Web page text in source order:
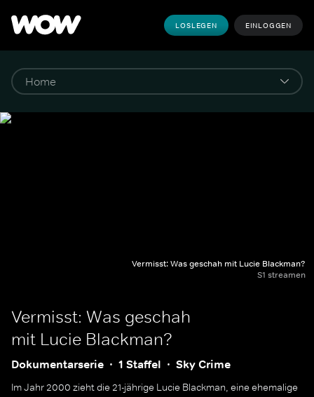
LOSLEGEN EINLOGGEN
Vermisst: Was geschah mit Lucie Blackman?
S1 streamen
Vermisst: Was geschah
mit Lucie Blackman?
Dokumentarserie 1 Staffel Sky Crime
Im Jahr 2000 zieht die 21-jährige Lucie Blackman, eine ehemalige